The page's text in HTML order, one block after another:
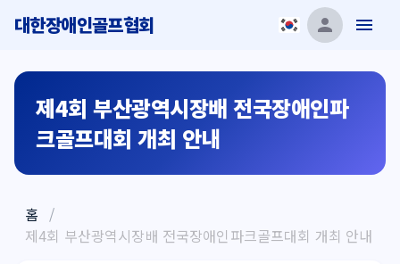
대한장애인골프협회
제4회 부산광역시장배 전국장애인파
크골프대회 개최 안내
홈 /
제4회 부산광역시장배 전국장애인파크골프대회 개최 안내